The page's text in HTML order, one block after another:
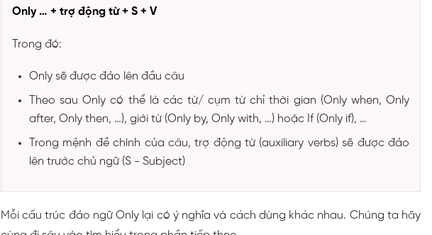
Only … + trợ động từ + S + V
Trong đó:
Only sẽ được đảo lên đầu câu
Theo sau Only có thể là các từ/ cụm từ chỉ thời gian (Only when, Only
after, Only then, …), giới từ (Only by, Only with, …) hoặc If (Only if), …
Trong mệnh đề chính của câu, trợ động từ (auxiliary verbs) sẽ được đảo
lên trước chủ ngữ (S - Subject)
Mỗi cấu trúc đảo ngữ Only lại có ý nghĩa và cách dùng khác nhau. Chúng ta hãy